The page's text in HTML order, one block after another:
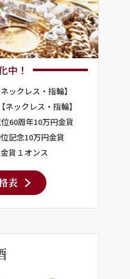
中！
ックレス・指輪】
ックレス・指輪】
60周年10万円金貨
記念10万円金貨
貨１オンス
表